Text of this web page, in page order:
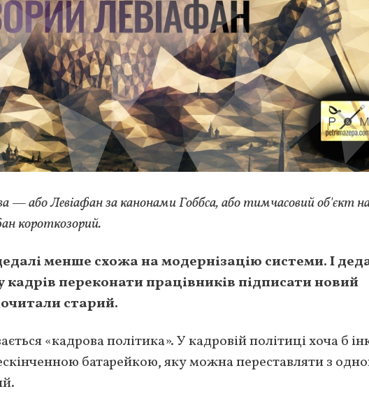
— або Левіафан за канонами Гоббса, або тимчасовий об'єкт
короткозорий.
менше схожа на модернізацію системи. І
кадрів переконати працівників підписати новий
старий.
«кадрова політика». У кадровій політиці хоча б
батарейкою, яку можна переставляти з